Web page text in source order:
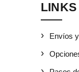
LINKS
Envíos